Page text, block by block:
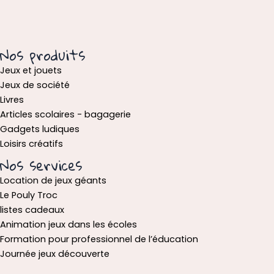
Nos produits
Jeux et jouets
Jeux de société
Livres
Articles scolaires - bagagerie
Gadgets ludiques
Loisirs créatifs
Nos services
Location de jeux géants
Le Pouly Troc
listes cadeaux
Animation jeux dans les écoles
Formation pour professionnel de l’éducation
Journée jeux découverte